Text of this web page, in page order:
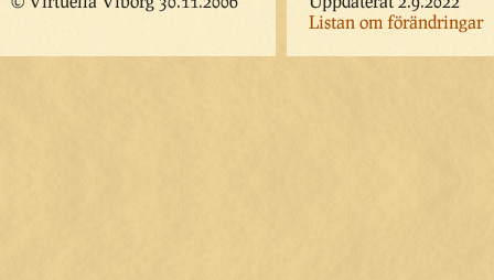
Listan om förändringar